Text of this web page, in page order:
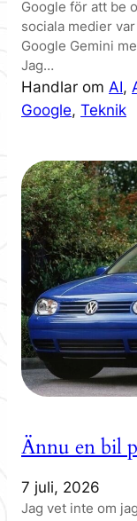
Google för att be
sociala medier
Google Gemini
Jag…
Handlar om AI,
Google, Teknik
Ännu en bil
7 juli, 2026
Jag vet inte om